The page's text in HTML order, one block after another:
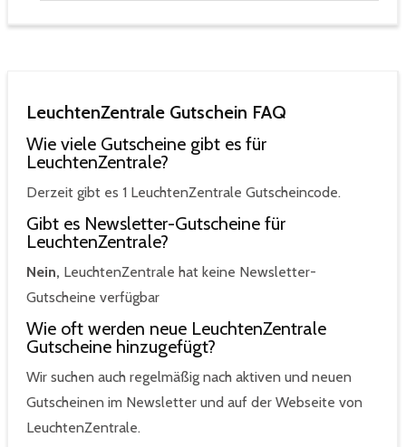
LeuchtenZentrale Gutschein FAQ
Wie viele Gutscheine gibt es für
LeuchtenZentrale?
Derzeit gibt es 1 LeuchtenZentrale Gutscheincode.
Gibt es Newsletter-Gutscheine für
LeuchtenZentrale?
Nein, LeuchtenZentrale hat keine Newsletter-
Gutscheine verfügbar
Wie oft werden neue LeuchtenZentrale
Gutscheine hinzugefügt?
Wir suchen auch regelmäßig nach aktiven und neuen
Gutscheinen im Newsletter und auf der Webseite von
LeuchtenZentrale.